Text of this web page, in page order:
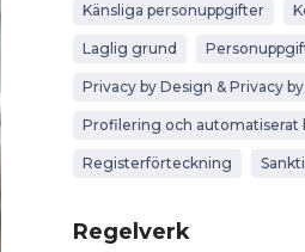
Känsliga personuppgifter
Laglig grund
Privacy by Design & Privacy
Profilering och automatiserat
Registerförteckning
Regelverk